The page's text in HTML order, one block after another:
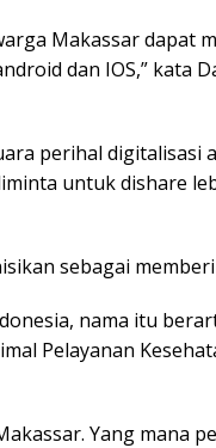
Makassar dapat
dan IOS,” kata
perihal digitalisasi
untuk dishare
sebagai
nama itu
Pelayanan
Yang mana